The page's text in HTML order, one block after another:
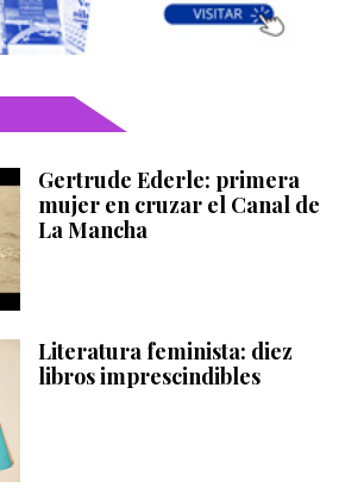
Gertrude Ederle: primera
mujer en cruzar el Canal de
La Mancha
Literatura feminista: diez
libros imprescindibles